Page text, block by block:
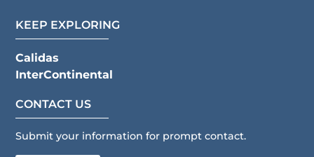
KEEP EXPLORING
Calidas
InterContinental
CONTACT US
Submit your information for prompt contact.